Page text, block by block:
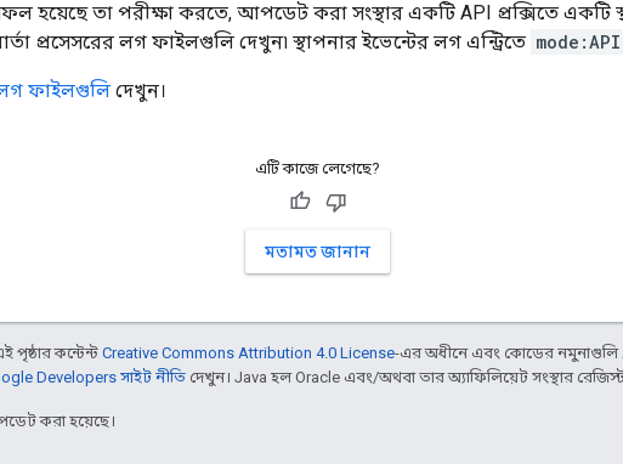
তা পরীক্ষা করতে, আপডেট করা সংস্থার একটি API প্রক্সিতে একটি
প্রসেসরের লগ ফাইলগুলি দেখুন৷ স্থাপনার ইভেন্টের লগ এন্ট্রিতে mode:API
ফাইলগুলি দেখুন।
এটি কাজে লেগেছে?
মতামত জানান
পৃষ্ঠার কন্টেন্ট Creative Commons Attribution 4.0 License-এর অধীনে এবং কোডের নমুনাগুলি
Developers সাইট নীতি দেখুন। Java হল Oracle এবং/অথবা তার অ্যাফিলিয়েট সংস্থার
করা হয়েছে।